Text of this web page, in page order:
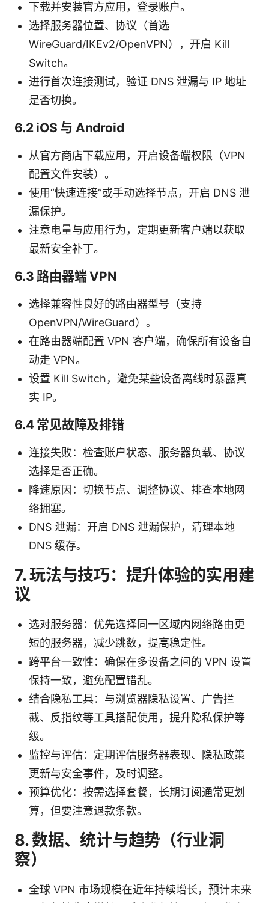
下载并安装官方应用，登录账户。
选择服务器位置、协议（首选
WireGuard/IKEv2/OpenVPN），开启 Kill
Switch。
进行首次连接测试，验证 DNS 泄漏与 IP 地址
是否切换。
6.2 iOS 与 Android
从官方商店下载应用，开启设备端权限（VPN
配置文件安装）。
使用“快速连接”或手动选择节点，开启 DNS 泄
漏保护。
注意电量与应用行为，定期更新客户端以获取
最新安全补丁。
6.3 路由器端 VPN
选择兼容性良好的路由器型号（支持
OpenVPN/WireGuard）。
在路由器端配置 VPN 客户端，确保所有设备自
动走 VPN。
设置 Kill Switch，避免某些设备离线时暴露真
实 IP。
6.4 常见故障及排错
连接失败：检查账户状态、服务器负载、协议
选择是否正确。
降速原因：切换节点、调整协议、排查本地网
络拥塞。
DNS 泄漏：开启 DNS 泄漏保护，清理本地
DNS 缓存。
7. 玩法与技巧：提升体验的实用建
议
选对服务器：优先选择同一区域内网络路由更
短的服务器，减少跳数，提高稳定性。
跨平台一致性：确保在多设备之间的 VPN 设置
保持一致，避免配置错乱。
结合隐私工具：与浏览器隐私设置、广告拦
截、反指纹等工具搭配使用，提升隐私保护等
级。
监控与评估：定期评估服务器表现、隐私政策
更新与安全事件，及时调整。
预算优化：按需选择套餐，长期订阅通常更划
算，但要注意退款条款。
8. 数据、统计与趋势（行业洞
察）
全球 VPN 市场规模在近年持续增长，预计未来